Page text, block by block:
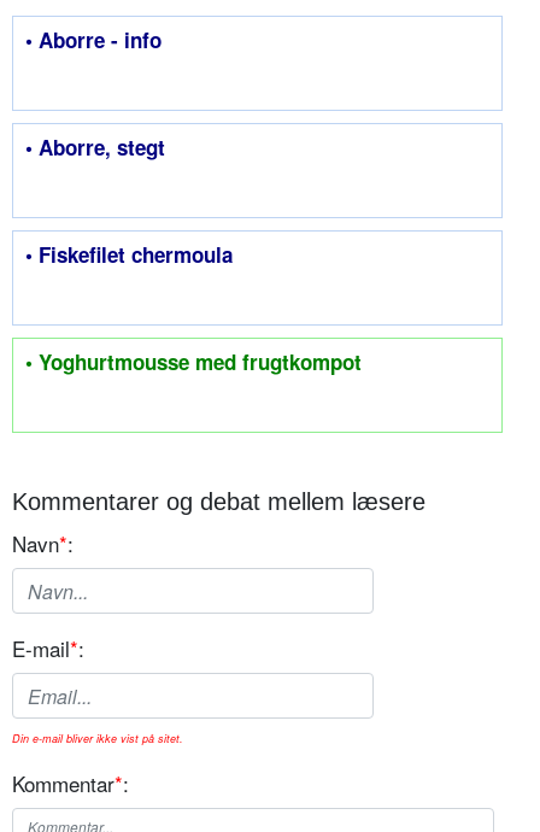
• Aborre - info
• Aborre, stegt
• Fiskefilet chermoula
• Yoghurtmousse med frugtkompot
Kommentarer og debat mellem læsere
Navn*:
E-mail*:
Din e-mail bliver ikke vist på sitet.
Kommentar*: